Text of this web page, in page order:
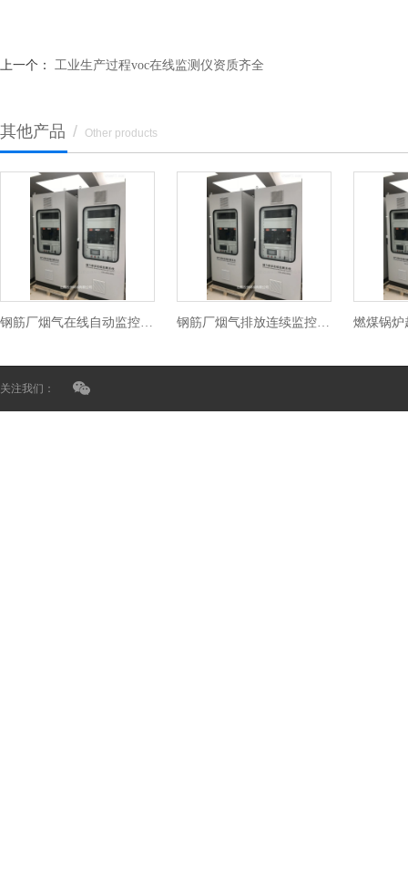
上一个： 工业生产过程voc在线监测仪资质齐全
其他产品 / Other products
钢筋厂烟气在线自动监控设备 钢筋厂烟气排放连续监控系统价格
关注我们：